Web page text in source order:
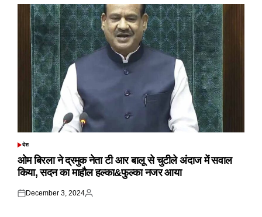
POSTED
देश
ओम बिरला ने द्रमुक नेता टी आर बालू से चुटीले अंदाज में सवाल
किया, सदन का माहौल हल्का&फुल्का नजर आया
Posted
December 3, 2024
Posted